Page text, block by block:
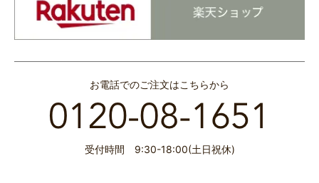
お電話でのご注文はこちらから
受付時間 9:30-18:00(土日祝休)